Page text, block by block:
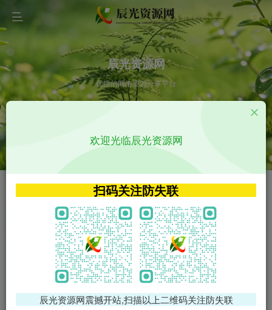
辰光资源网
优质的网络资源分享平台
VIP特权介绍 APP源码
VIP特权介绍
火
VIP特权介绍
影视源码
影视源码
免费领支付宝红包
腾讯轻量4核4G3M服务器38元/
欢迎光临辰光资源网
扫码关注防失联
辰光资源网震撼开站,扫描以上二维码关注防失联